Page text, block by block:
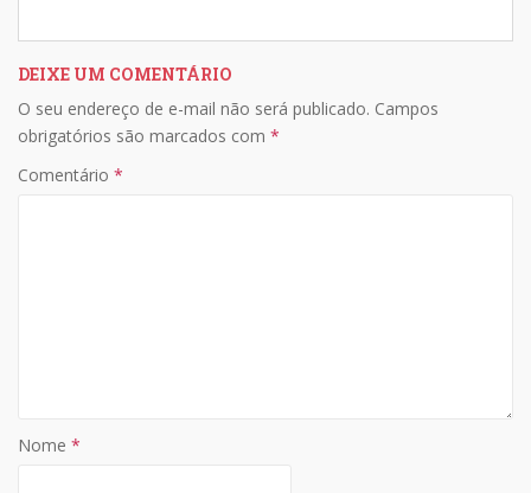
at
s
A
p
e
b
o
p
y
Li
ar
DEIXE UM COMENTÁRIO
O seu endereço de e-mail não será publicado. Campos
obrigatórios são marcados com *
Comentário *
Nome *